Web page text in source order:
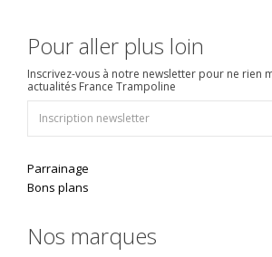
Pour aller plus loin
Inscrivez-vous à notre newsletter pour ne rien
actualités France Trampoline
Parrainage
Bons plans
Nos marques